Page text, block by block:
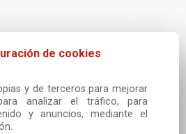
de cookies
y de terceros para mejorar
analizar el tráfico, para
y anuncios, mediante el